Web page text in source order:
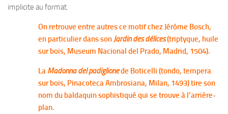
implicite au format.
On retrouve entre autres ce motif chez Jérôme Bosch,
en particulier dans sonJardin des délices(triptyque, huile
sur bois, Museum Nacional del Prado, Madrid, 1504).
La Madonna del padiglionede Boticelli (tondo, tempera
sur bois, Pinacoteca Ambrosiana, Milan, 1493) tire son
nom du baldaquin sophistiqué qui se trouve à l’arrière-
plan.